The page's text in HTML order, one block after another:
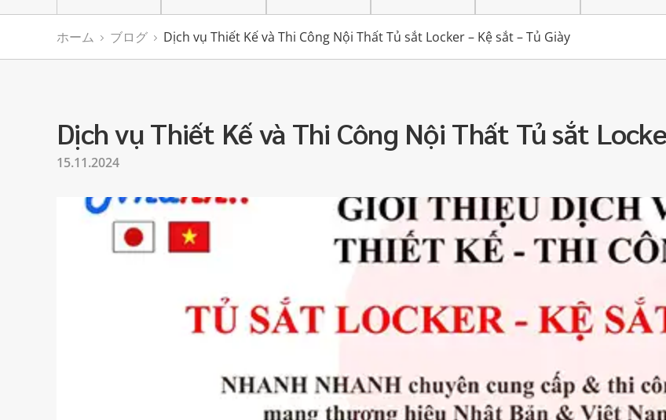
ホーム ブログ Dịch vụ Thiết Kế và Thi Công Nội Thất Tủ sắt Locker – Kệ sắt – Tủ Giày
Dịch vụ Thiết Kế và Thi Công Nội Thất Tủ sắt
15.11.2024